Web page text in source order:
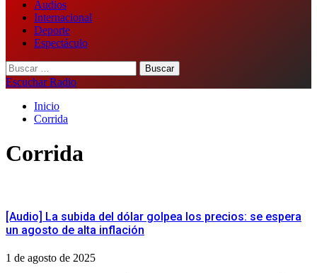
Audios
Internacional
Deporte
Espectáculo
Buscar:
Escuchar Radio
Inicio
Corrida
Corrida
[Audio] La subida del dólar golpea los precios: se espera
un agosto de alta inflación
1 de agosto de 2025